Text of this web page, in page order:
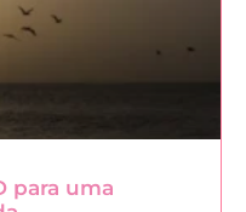
para uma